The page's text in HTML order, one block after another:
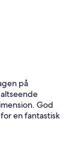
på
God
en fantastisk